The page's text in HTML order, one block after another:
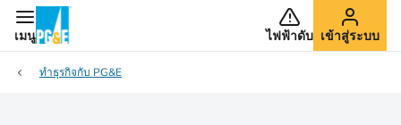
เมนู ไฟฟ้าดับ เข้าสู่ระบบ
ทำธุรกิจกับ PG&E